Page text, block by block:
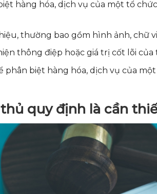
hàng hóa, dịch vụ của một tổ
thường bao gồm hình ảnh, chữ
thông điệp hoặc giá trị cốt lõi của
biệt hàng hóa, dịch vụ của một
quy định là cần